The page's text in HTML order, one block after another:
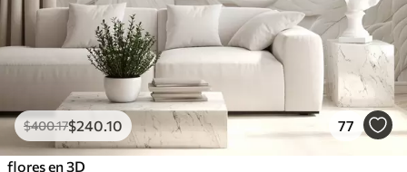
$400.17$240 .10 77
flores en 3D